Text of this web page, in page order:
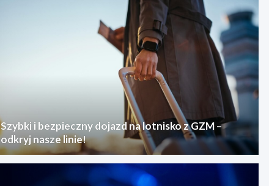
Szybki i bezpieczny dojazd na lotnisko z GZM –
odkryj nasze linie!